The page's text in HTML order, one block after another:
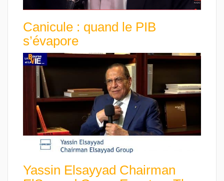
Canicule : quand le PIB
s’évapore
Yassin Elsayyad Chairman